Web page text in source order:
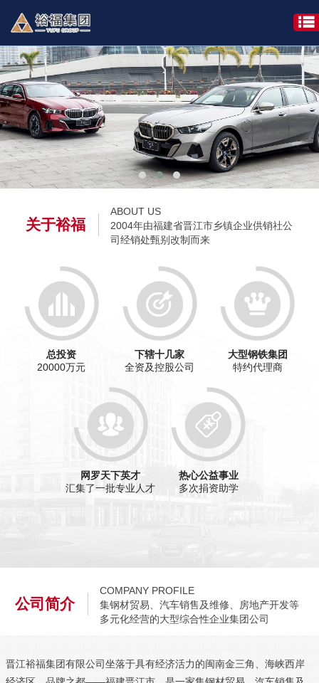
关于裕福
ABOUT US
2004年由福建省晋江市乡镇企业供销社公
司经销处甄别改制而来
总投资
20000万元
下辖十几家
全资及控股公司
大型钢铁集团
特约代理商
网罗天下英才
汇集了一批专业人才
热心公益事业
多次捐资助学
公司简介
COMPANY PROFILE
集钢材贸易、汽车销售及维修、房地产开发等
多元化经营的大型综合性企业集团公司
晋江裕福集团有限公司坐落于具有经济活力的闽南金三角、海峡西岸